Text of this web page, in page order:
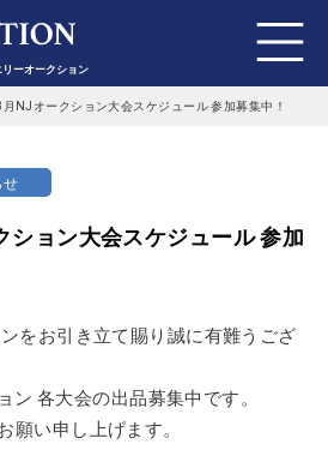
ーオークション
NJオークション大会スケジュール 参加募集中！
せ
ション大会スケジュール 参加
をお引き立て賜り誠に有難うござ
各大会の出品募集中です。
願い申し上げます。